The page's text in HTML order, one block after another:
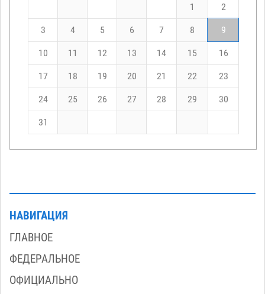
1 2
3 4 5 6 7 8 9
10 11 12 13 14 15 16
17 18 19 20 21 22 23
24 25 26 27 28 29 30
31
НАВИГАЦИЯ
ГЛАВНОЕ
ФЕДЕРАЛЬНОЕ
ОФИЦИАЛЬНО